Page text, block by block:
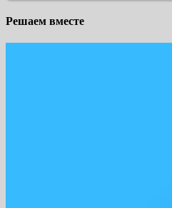
Решаем вместе